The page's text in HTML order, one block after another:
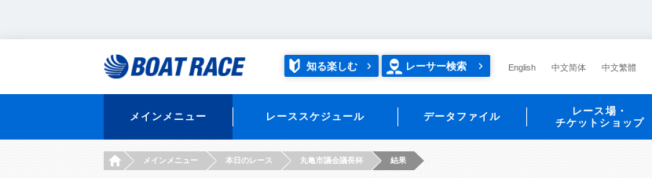
知る楽しむ レーサー検索 English 中文简体 中文繁體
メインメニュー レーススケジュール データファイル
レース場・
チケットショップ
HOMEメインメニュー 本日のレース 丸亀市議会議長杯 結果